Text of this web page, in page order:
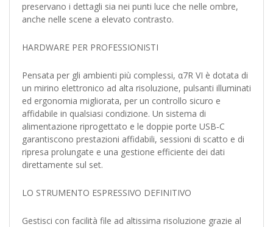
preservano i dettagli sia nei punti luce che nelle ombre,
anche nelle scene a elevato contrasto.
HARDWARE PER PROFESSIONISTI
Pensata per gli ambienti più complessi, α7R VI è dotata di
un mirino elettronico ad alta risoluzione, pulsanti illuminati
ed ergonomia migliorata, per un controllo sicuro e
affidabile in qualsiasi condizione. Un sistema di
alimentazione riprogettato e le doppie porte USB‑C
garantiscono prestazioni affidabili, sessioni di scatto e di
ripresa prolungate e una gestione efficiente dei dati
direttamente sul set.
LO STRUMENTO ESPRESSIVO DEFINITIVO
Gestisci con facilità file ad altissima risoluzione grazie al